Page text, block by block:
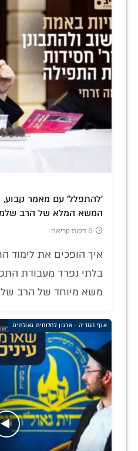
'להתפלל' עם מאמר קבוע,
המשא המלא של הרב
5 דקות קריאה
איך הופכים את לימוד
בלתי נפרד מעבודת
משא מיוחד של הרב
אגף המדיה - ארגון לחלוחית גאולתית